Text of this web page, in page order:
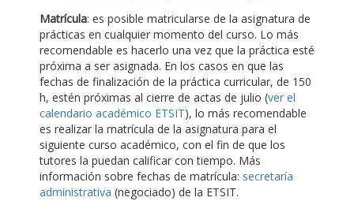
Matrícula: es posible matricularse de la asignatura de
prácticas en cualquier momento del curso. Lo más
recomendable es hacerlo una vez que la práctica esté
próxima a ser asignada. En los casos en que las
fechas de finalización de la práctica curricular, de 150
h, estén próximas al cierre de actas de julio (ver el
calendario académico ETSIT), lo más recomendable
es realizar la matrícula de la asignatura para el
siguiente curso académico, con el fin de que los
tutores la puedan calificar con tiempo. Más
información sobre fechas de matrícula: secretaría
administrativa (negociado) de la ETSIT.